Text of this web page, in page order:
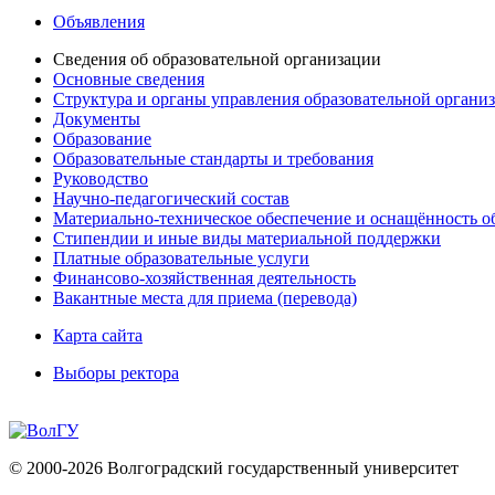
Объявления
Сведения об образовательной организации
Основные сведения
Структура и органы управления образовательной
Документы
Образование
Образовательные стандарты и требования
Руководство
Научно-педагогический состав
Материально-техническое обеспечение и оснащённость
Стипендии и иные виды материальной поддержки
Платные образовательные услуги
Финансово-хозяйственная деятельность
Вакантные места для приема (перевода)
Карта сайта
Выборы ректора
© 2000-2026 Волгоградский государственный университет